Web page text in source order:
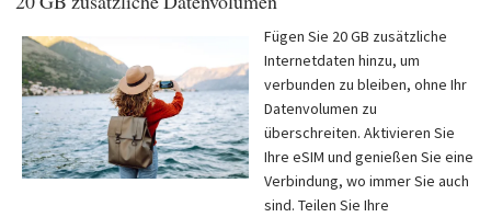
Fügen Sie 20 GB zusätzliche
Internetdaten hinzu, um
verbunden zu bleiben, ohne Ihr
Datenvolumen zu
überschreiten. Aktivieren Sie
Ihre eSIM und genießen Sie eine
Verbindung, wo immer Sie auch
sind. Teilen Sie Ihre